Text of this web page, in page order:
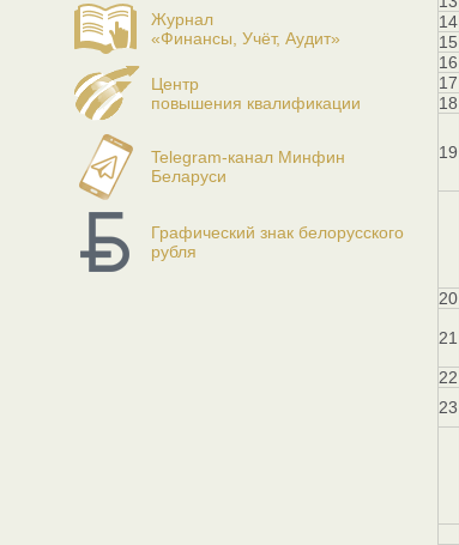
Журнал
«Финансы, Учёт, Аудит»
Центр
повышения квалификации
Telegram-канал Минфин
Беларуси
Графический знак белорусского
рубля
14
15
16
17
18
19
20
21
22
23